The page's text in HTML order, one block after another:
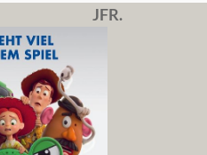
JFR.